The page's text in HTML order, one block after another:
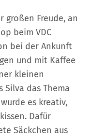
großen Freude, an
beim VDC
bei der Ankunft
und mit Kaffee
kleinen
das Thema
es kreativ,
Dafür
Säckchen aus